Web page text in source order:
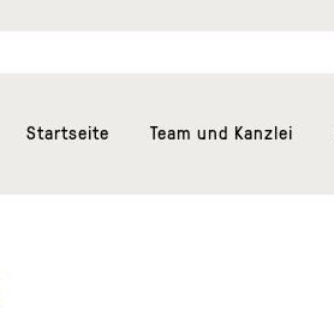
Startseite Team und Kanzlei